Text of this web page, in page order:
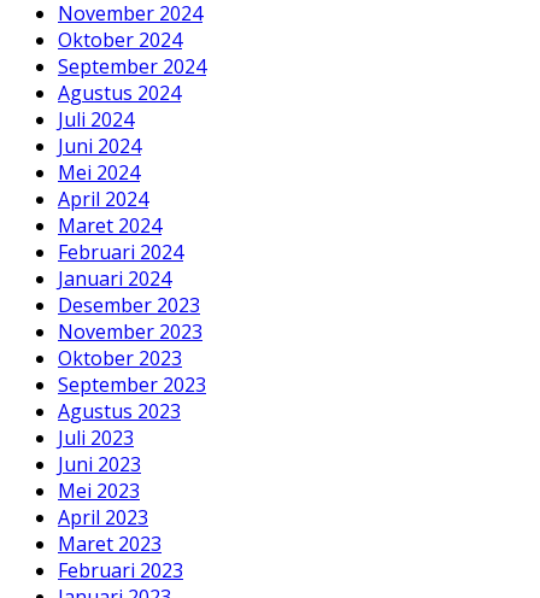
November 2024
Oktober 2024
September 2024
Agustus 2024
Juli 2024
Juni 2024
Mei 2024
April 2024
Maret 2024
Februari 2024
Januari 2024
Desember 2023
November 2023
Oktober 2023
September 2023
Agustus 2023
Juli 2023
Juni 2023
Mei 2023
April 2023
Maret 2023
Februari 2023